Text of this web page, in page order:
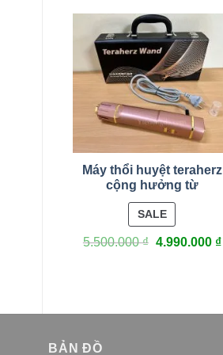
Máy thổi huyệt teraherz
cộng hưởng từ
SALEPRODUCT
ON
SALE
5.500.000₫ 4.990.000 ₫
BẢN ĐỒ